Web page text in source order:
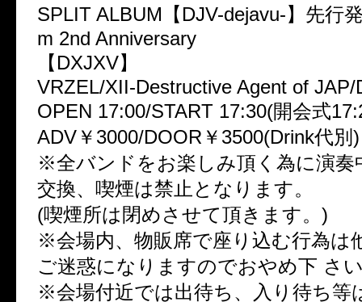
SPLIT ALBUM【DJV-dejavu-】先行
m 2nd Anniversary
【DXJXV】
VRZEL/XII-Destructive Agent of
OPEN 17:00/START 17:30(開会式
ADV￥3000/DOOR￥3500(Drink代別)
※全バンドをお楽しみ頂く為に演奏
交換、喫煙は禁止となります。
(喫煙所は閉めさせて頂きます。)
※会場内、物販席で座り込む行為は
ご迷惑になりますのでおやめ下 さ
※会場付近では出待ち、入り待ち等